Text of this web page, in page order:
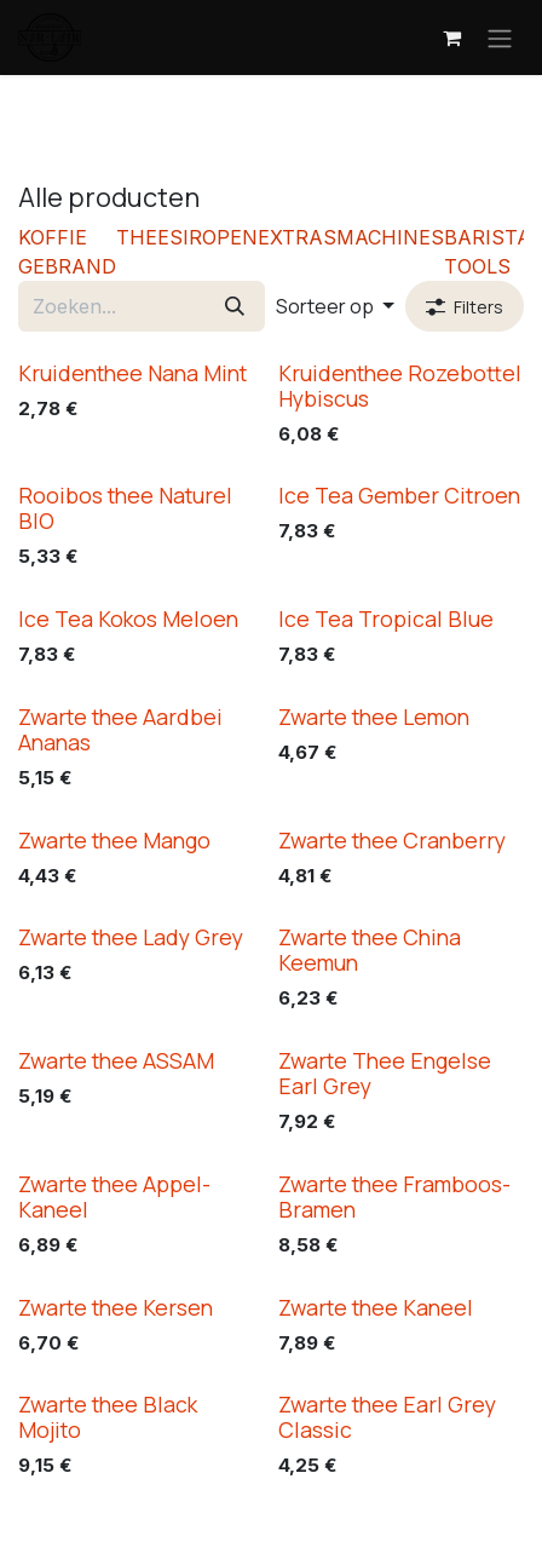
Alle producten
KOFFIE
GEBRAND
THEESIROPENEXTRASMACHINESBARISTA
TOOLS
Sorteer op Filters
Kruidenthee Nana Mint
2,78 €
Kruidenthee Rozebottel
Hybiscus
6,08€
Rooibos thee Naturel
BIO
5,33 €
Ice Tea Gember Citroen
7,83€
Ice Tea Kokos Meloen
7,83 €
Ice Tea Tropical Blue
7,83€
Zwarte thee Aardbei
Ananas
5,15 €
Zwarte thee Lemon
4,67 €
Zwarte thee Mango
4,43 €
Zwarte thee Cranberry
4,81€
Zwarte thee Lady Grey
6,13 €
Zwarte thee China
Keemun
6,23€
Zwarte thee ASSAM
5,19 €
Zwarte Thee Engelse
Earl Grey
7,92 €
Zwarte thee Appel-
Kaneel
6,89 €
Zwarte thee Framboos-
Bramen
8,58€
Zwarte thee Kersen
6,70 €
Zwarte thee Kaneel
7,89€
Zwarte thee Black
Mojito
9,15 €
Zwarte thee Earl Grey
Classic
4,25€